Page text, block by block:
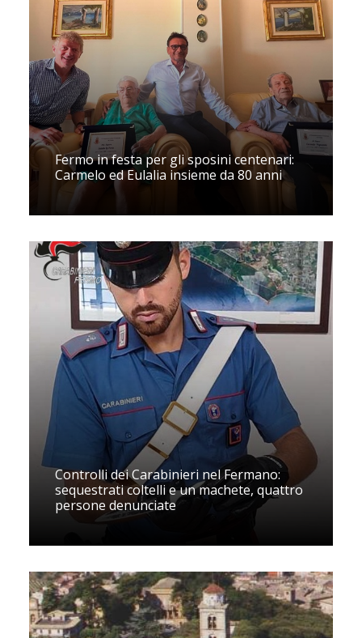
Fermo in festa per gli sposini centenari:
Carmelo ed Eulalia insieme da 80 anni
Controlli dei Carabinieri nel Fermano:
sequestrati coltelli e un machete, quattro
persone denunciate